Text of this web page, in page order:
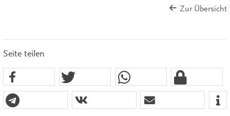
Zur Übersicht
Seite teilen